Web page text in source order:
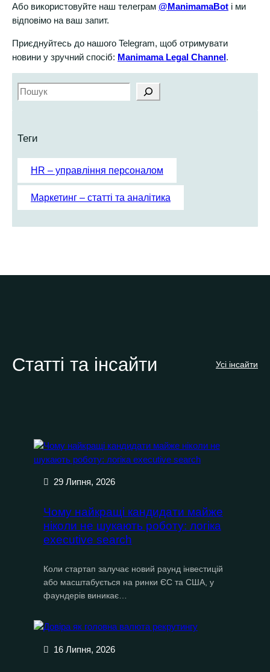
Або використовуйте наш телеграм @ManimamaBot і ми
відповімо на ваш запит.
Приєднуйтесь до нашого Telegram, щоб отримувати
новини у зручний спосіб: Manimama Legal Channel .
S
e
c
h
Теги
HR – управління персоналом
Маркетинг – статті та аналітика
Статті та інсайти Усі інсайти
29 Липня, 2026
Чому найкращі кандидати майже
ніколи не шукають роботу: логіка
executive search
Коли стартап залучає новий раунд інвестицій
або масштабується на ринки ЄС та США, у
фаундерів виникає…
16 Липня, 2026